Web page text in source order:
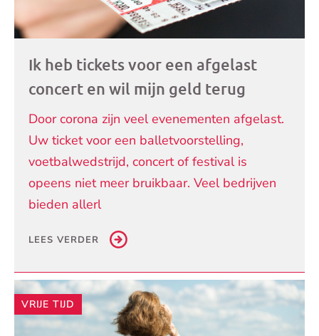
Ik heb tickets voor een afgelast
concert en wil mijn geld terug
Door corona zijn veel evenementen afgelast.
Uw ticket voor een balletvoorstelling,
voetbalwedstrijd, concert of festival is
opeens niet meer bruikbaar. Veel bedrijven
bieden allerl
LEES VERDER
VRIJE TIJD